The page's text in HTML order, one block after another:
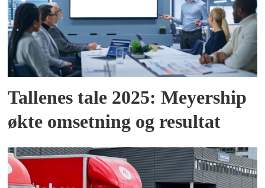
Tallenes tale 2025: Meyership
økte omsetning og resultat